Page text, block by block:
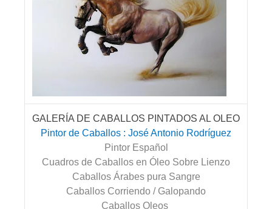
GALERÍA DE CABALLOS PINTADOS AL OLEO
Pintor de Caballos : José Antonio Rodríguez
Pintor Español
Cuadros de Caballos en Óleo Sobre Lienzo
Caballos Árabes pura Sangre
Caballos Corriendo / Galopando
Caballos Oleos